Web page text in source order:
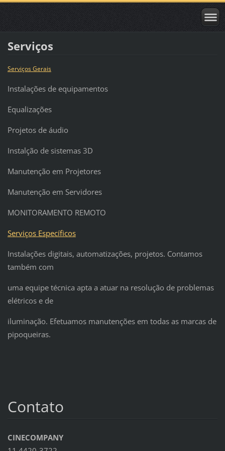
Serviços
Serviços Gerais
Instalações de equipamentos
Equalizações
Projetos de áudio
Instalção de sistemas 3D
Manutenção em Projetores
Manutenção em Servidores
MONITORAMENTO REMOTO
Serviços Específicos
Instalações digitais, automatizações, projetos. Contamos
também com
uma equipe técnica apta a atuar na resolução de problemas
elétricos e de
iluminação. Efetuamos manutenções em todas as marcas de
pipoqueiras.
Contato
CINECOMPANY